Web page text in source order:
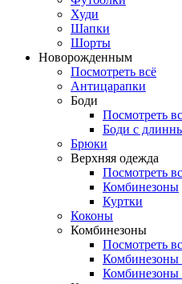
Худи
Шапки
Шорты
Новорожденным
Посмотреть всё
Антицарапки
Боди
Посмотреть
Боди с
Брюки
Верхняя одежда
Посмотреть
Комбинезоны
Куртки
Коконы
Комбинезоны
Посмотреть
Комбинезоны
Комбинезоны